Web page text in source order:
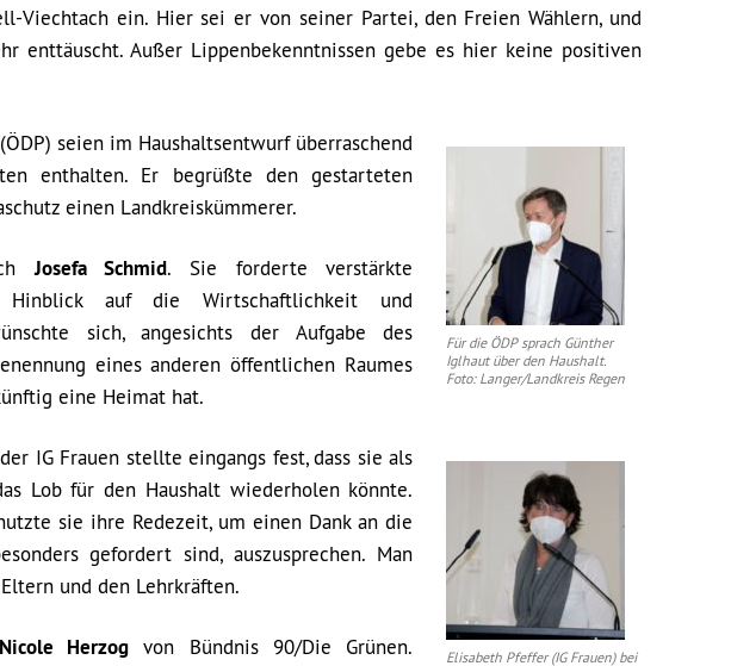
Viechtach ein. Hier sei er von seiner Partei, den Freien Wählern, und
enttäuscht. Außer Lippenbekenntnissen gebe es hier keine positiven
Für die ÖDP sprach Günther
Iglhaut über den Haushalt.
Foto: Langer/Landkreis Regen
(ÖDP) seien im Haushaltsentwurf überraschend
enthalten. Er begrüßte den gestarteten
einen Landkreiskümmerer.
Josefa Schmid. Sie forderte verstärkte
Hinblick auf die Wirtschaftlichkeit und
sich, angesichts der Aufgabe des
eines anderen öffentlichen Raumes
eine Heimat hat.
Elisabeth Pfeffer (IG Frauen) bei
IG Frauen stellte eingangs fest, dass sie als
Lob für den Haushalt wiederholen könnte.
sie ihre Redezeit, um einen Dank an die
gefordert sind, auszusprechen. Man
und den Lehrkräften.
Nicole Herzog von Bündnis 90/Die Grünen.